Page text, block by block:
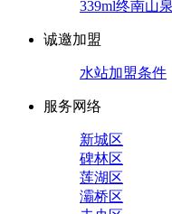
339ml终南山
诚邀加盟
水站加盟条件
服务网络
新城区
碑林区
莲湖区
灞桥区